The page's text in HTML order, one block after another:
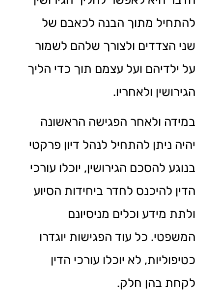
להתחיל מתוך הבנה לכאבם של
שני הצדדים ולצורך שלהם לשמור
על ילדיהם ועל עצמם תוך כדי הליך
הגירושין ולאחריו.
במידה ולאחר הפגישה הראשונה
יהיה ניתן להתחיל לנהל דיון פרקטי
בנוגע להסכם הגירושין, יוכלו עורכי
הדין להיכנס לחדר ביחידות הסיוע
ולתת מידע וכלים מניסיונם
המשפטי. כל עוד הפגישות יוגדרו
כטיפוליות, לא יוכלו עורכי הדין
לקחת בהן חלק.